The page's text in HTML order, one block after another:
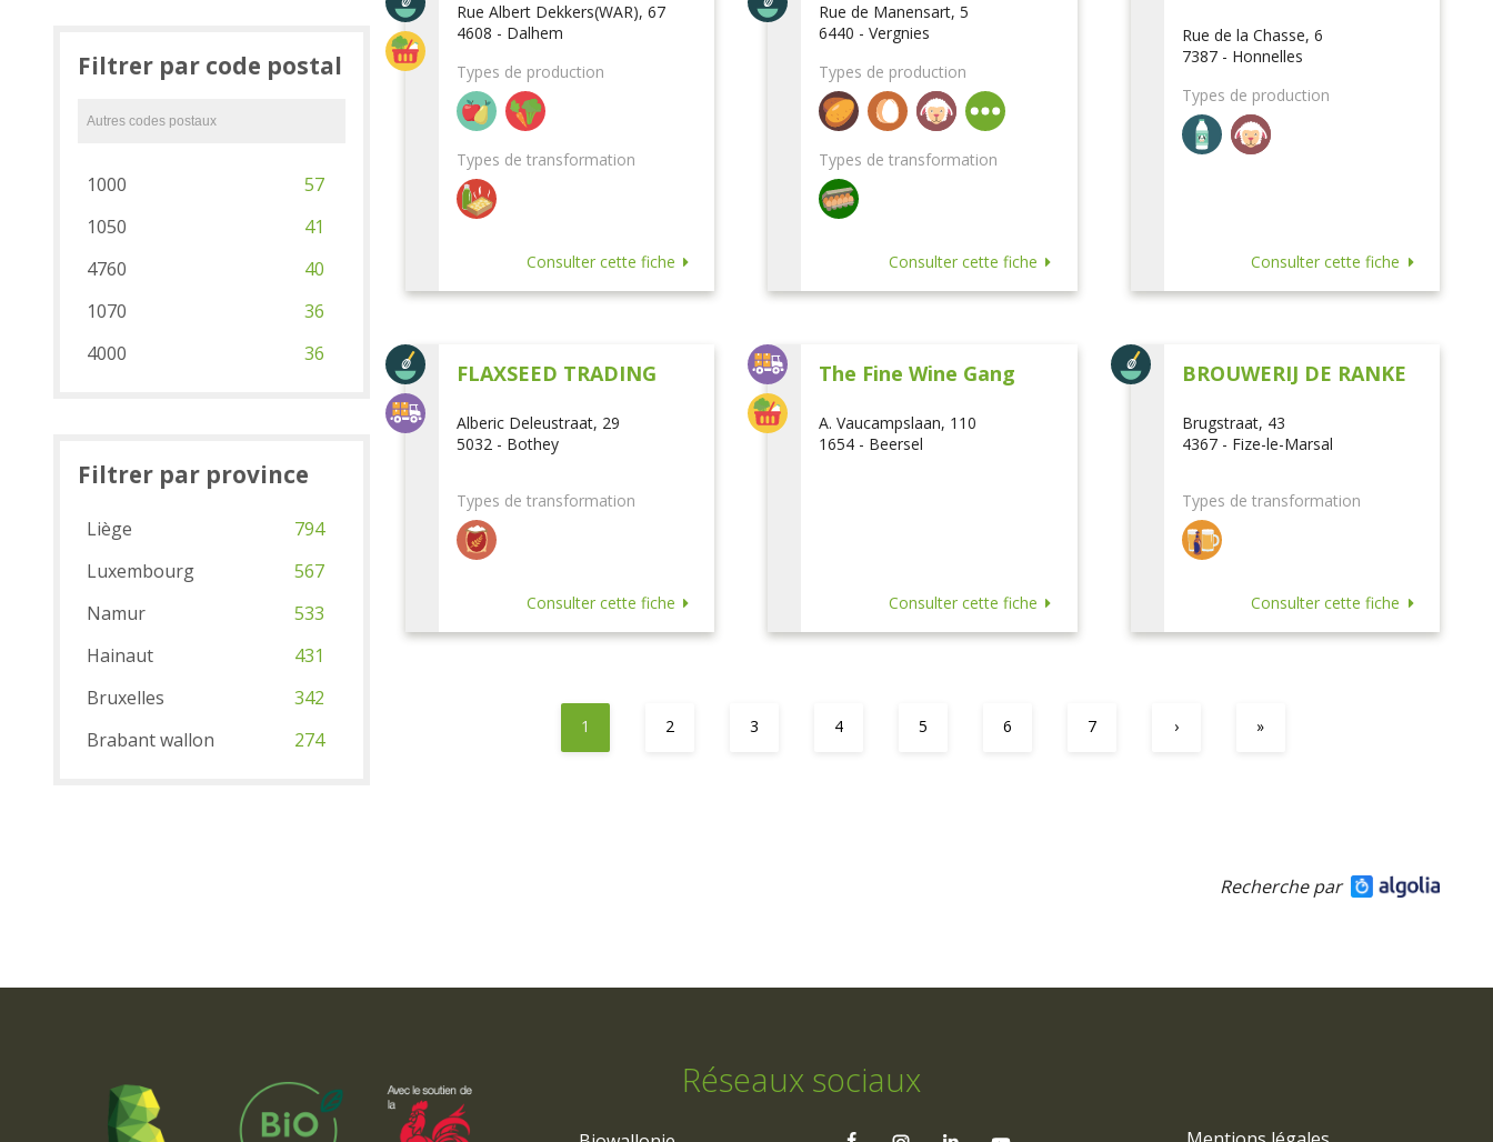
Rue Albert Dekkers(WAR), 67
4608 - Dalhem
Types de production
Types de transformation
Consulter cette fiche
Rue de Manensart, 5
6440 - Vergnies
Types de production
Types de transformation
Consulter cette fiche
Rue de la Chasse, 6
7387 - Honnelles
Types de production
Consulter cette fiche
FLAXSEED TRADING
Alberic Deleustraat, 29
5032 - Bothey
Types de transformation
Consulter cette fiche
The Fine Wine Gang
A. Vaucampslaan, 110
1654 - Beersel
Consulter cette fiche
BROUWERIJ DE RANKE
Brugstraat, 43
4367 - Fize-le-Marsal
Types de transformation
Consulter cette fiche
1 2 3 4 5 6 7 › »
Filtrer par code postal
1000
57
1050
41
4760
40
1070
36
4000
36
Filtrer par province
Liège
794
Luxembourg
567
Namur
533
Hainaut
431
Bruxelles
342
Brabant wallon
274
Recherche par
Réseaux sociaux